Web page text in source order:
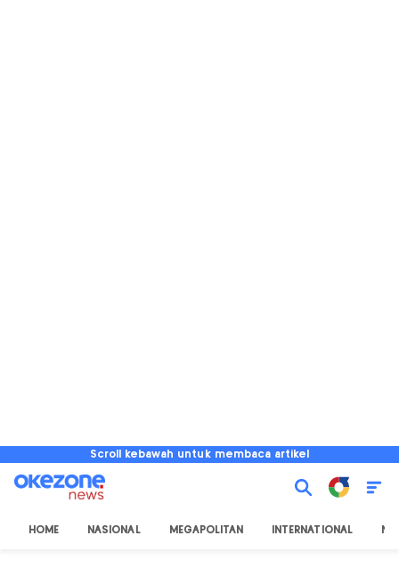
Scroll kebawah untuk membaca artikel
HOME NASIONAL MEGAPOLITAN INTERNATIONAL